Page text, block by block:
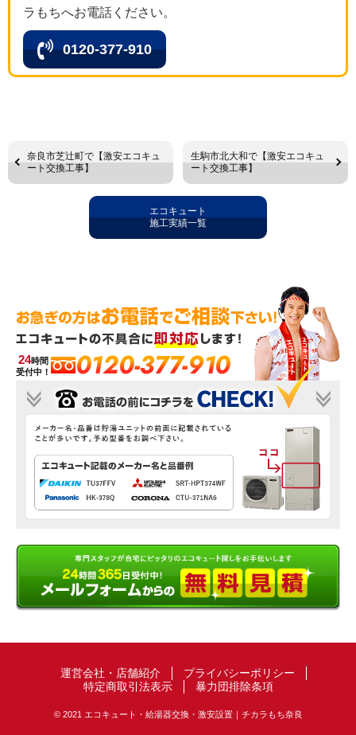
ラもちへお電話ください。
0120-377-910
奈良市芝辻町で【激安エコキュ
ート交換工事】
生駒市北大和で【激安エコキュ
ート交換工事】
エコキュート
施工実績一覧
24時間
受付中！
0120-377-910
運営会社・店舗紹介
プライバシーポリシー
特定商取引法表示
暴力団排除条項
© 2021 エコキュート・給湯器交換・激安設置｜チカラもち奈良